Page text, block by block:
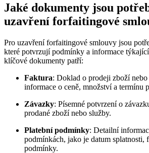
Jaké dokumenty jsou
uzavření forfaitingové
Pro uzavření forfaitingové smlouvy jsou
které potvrzují podmínky a informace
klíčové dokumenty patří:
Faktura: Doklad o prodeji zboží
informace o ceně, množství a termínu
Závazky: Písemné potvrzení o
prodané zboží nebo služby.
Platební podmínky: Detailní
podmínkách, jako je datum splatnosti,
podmínky.